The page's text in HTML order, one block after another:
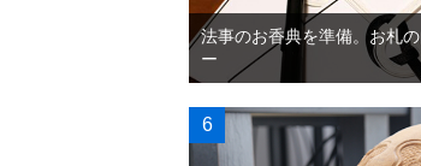
法事のお香典を準備。お札
ー